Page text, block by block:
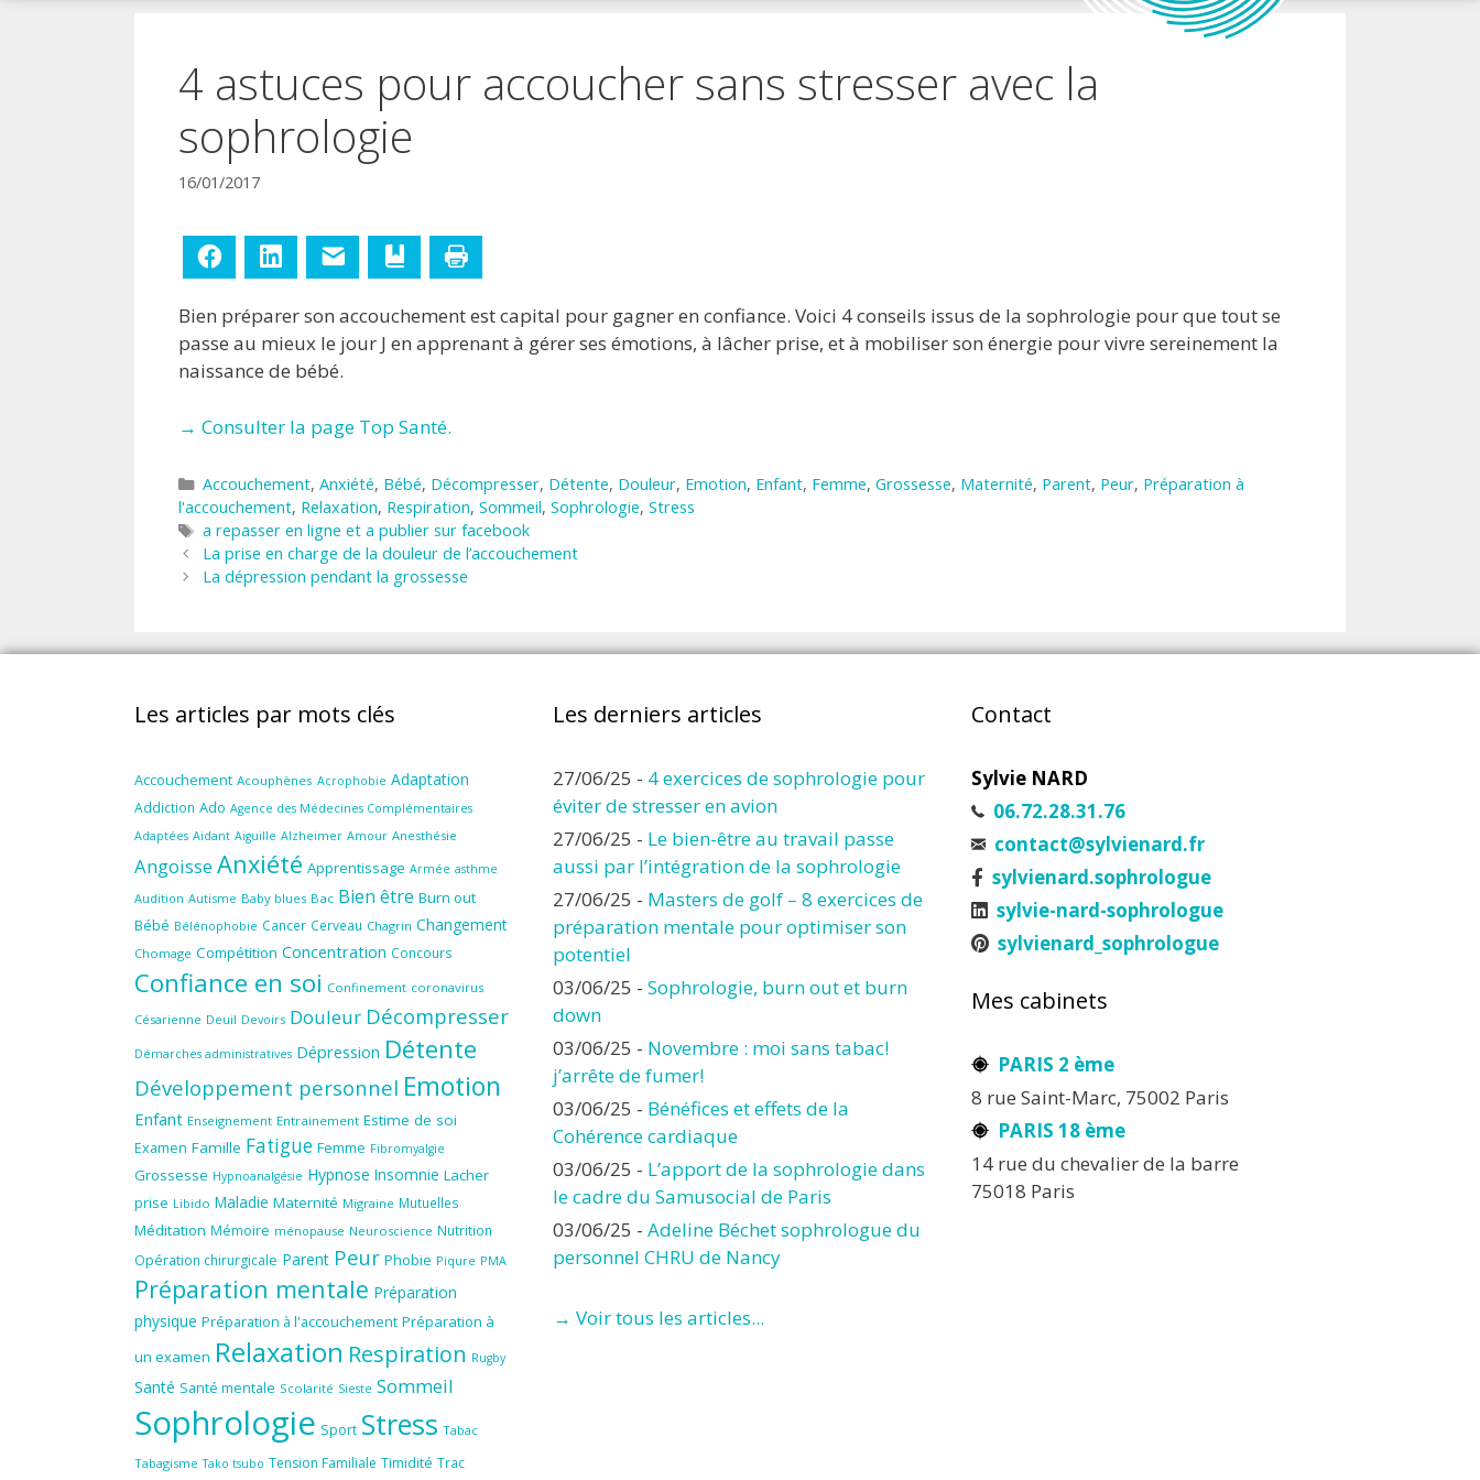
4 astuces pour accoucher sans stresser avec la
sophrologie
16/01/2017
Facebook LinkedIn Ajouter aux favoris
Bien préparer son accouchement est capital pour gagner en confiance. Voici 4 conseils issus de la sophrologie pour que tout se
passe au mieux le jour J en apprenant à gérer ses émotions, à lâcher prise, et à mobiliser son énergie pour vivre sereinement la
naissance de bébé.
→ Consulter la page Top Santé.
Catégories
Accouchement, Anxiété, Bébé, Décompresser, Détente, Douleur, Emotion, Enfant, Femme, Grossesse, Maternité, Parent, Peur, Préparation à
l'accouchement, Relaxation, Respiration, Sommeil, Sophrologie, Stress
Étiquettes
a repasser en ligne et a publier sur facebook
La prise en charge de la douleur de l’accouchement
La dépression pendant la grossesse
Les articles par mots clés
Accouchement Acouphènes Acrophobie Adaptation
Addiction Ado Agence des Médecines Complémentaires
Adaptées Aidant Aiguille Alzheimer Amour Anesthésie
Angoisse Anxiété Apprentissage Armée asthme
Audition Autisme Baby blues Bac Bien être Burn out
Bébé Bélénophobie Cancer Cerveau Chagrin Changement
Chomage Compétition Concentration Concours
Confiance en soi Confinement coronavirus
Césarienne Deuil Devoirs Douleur Décompresser
Démarches administratives Dépression Détente
Développement personnel Emotion
Enfant Enseignement Entrainement Estime de soi
Examen Famille Fatigue Femme Fibromyalgie
Grossesse Hypnoanalgésie Hypnose Insomnie Lacher
prise Libido Maladie Maternité Migraine Mutuelles
Méditation Mémoire ménopause Neuroscience Nutrition
Opération chirurgicale Parent Peur Phobie Piqure PMA
Préparation mentale Préparation
physique Préparation à l'accouchement Préparation à
un examen Relaxation Respiration Rugby
Santé Santé mentale Scolarité Sieste Sommeil
Sophrologie Sport Stress Tabac
Tabagisme Tako tsubo Tension Familiale Timidité Trac
Les derniers articles
27/06/25 - 4 exercices de sophrologie pour
éviter de stresser en avion
27/06/25 - Le bien-être au travail passe
aussi par l’intégration de la sophrologie
27/06/25 - Masters de golf – 8 exercices de
préparation mentale pour optimiser son
potentiel
03/06/25 - Sophrologie, burn out et burn
down
03/06/25 - Novembre : moi sans tabac!
j’arrête de fumer!
03/06/25 - Bénéfices et effets de la
Cohérence cardiaque
03/06/25 - L’apport de la sophrologie dans
le cadre du Samusocial de Paris
03/06/25 - Adeline Béchet sophrologue du
personnel CHRU de Nancy
→ Voir tous les articles...
Contact
Sylvie NARD
06.72.28.31.76
contact@sylvienard.fr
sylvienard.sophrologue
sylvie-nard-sophrologue
sylvienard_sophrologue
Mes cabinets
PARIS 2 ème
8 rue Saint-Marc, 75002 Paris
PARIS 18 ème
14 rue du chevalier de la barre
75018 Paris